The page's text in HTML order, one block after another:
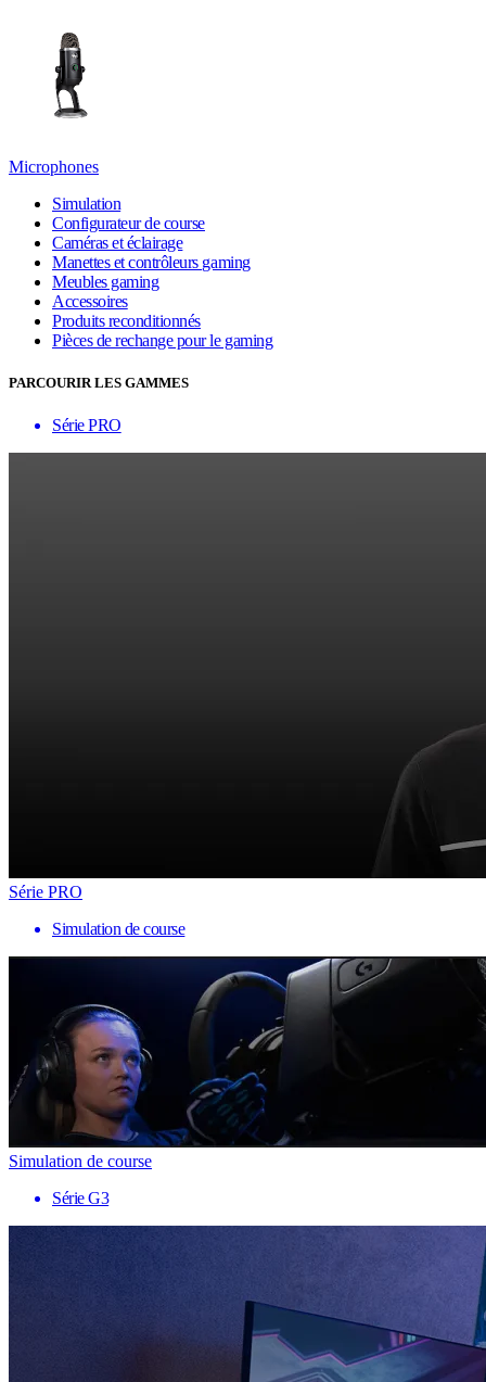
Microphones
Simulation
Configurateur de course
Caméras et éclairage
Manettes et contrôleurs gaming
Meubles gaming
Accessoires
Produits reconditionnés
Pièces de rechange pour le gaming
PARCOURIR LES GAMMES
Série PRO
Série PRO
Simulation de course
Simulation de course
Série G3